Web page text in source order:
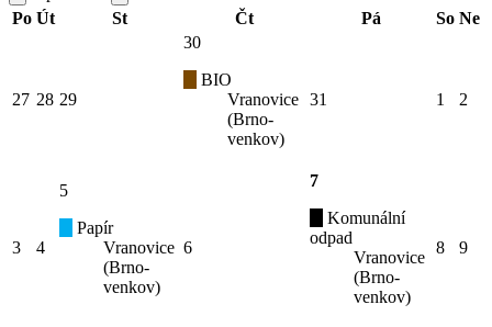
Po Út St Čt Pá So Ne
27 28 29
30
BIO
Vranovice
(Brno-
venkov)
31 1 2
3 4
5
Papír
Vranovice
(Brno-
venkov)
6
7
Komunální
odpad
Vranovice
(Brno-
venkov)
8 9